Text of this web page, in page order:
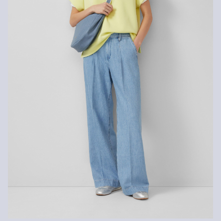
Nie czyścić chemicznie
Pranie bardzo delikatne 30°C